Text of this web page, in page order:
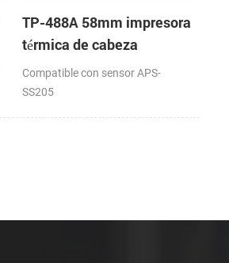
TP-488A 58mm impresora
térmica de cabeza
Compatible con sensor APS-
SS205